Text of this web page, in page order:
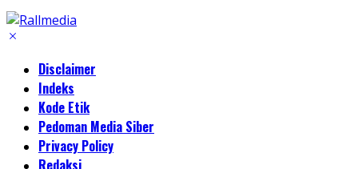
Disclaimer
Indeks
Kode Etik
Pedoman Media Siber
Privacy Policy
Redaksi